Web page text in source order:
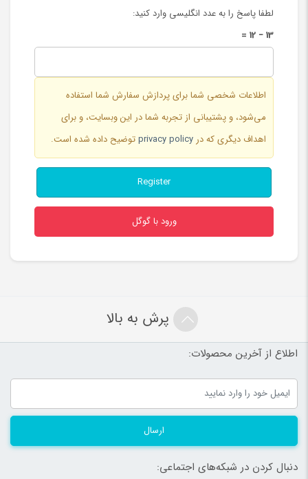
لطفا پاسخ را به عدد انگلیسی وارد کنید:
13 − 12 =
اطلاعات شخصی شما برای پردازش سفارش شما استفاده
می‌شود، و پشتیبانی از تجربه شما در این وبسایت، و برای
اهداف دیگری که در privacy policyتوضیح داده شده است.
Register
ورود با گوگل
پرش به بالا
اطلاع از آخرین محصولات:
ارسال
دنبال کردن در شبکه‌های اجتماعی: